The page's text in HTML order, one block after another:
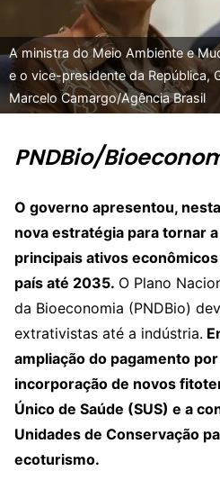
A ministra do Meio Ambiente e
e o vice-presidente da República,
Marcelo Camargo/Agência Brasil
PNDBio/
O governo apresentou,
nova estratégia para tornar
principais ativos
país até 2035. O Plano
da Bioeconomia (PNDBio)
extrativistas até a indústria.
ampliação do pagamento
incorporação de novos
Único de Saúde (SUS) e a
Unidades de Conservação
ecoturismo.